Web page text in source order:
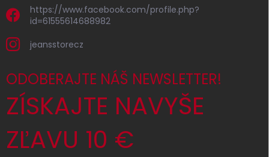
https://www.facebook.com/profile.php?
id=61555614688982
jeansstorecz
ODOBERAJTE NÁŠ NEWSLETTER!
ZÍSKAJTE NAVYŠE
ZĽAVU 10 €